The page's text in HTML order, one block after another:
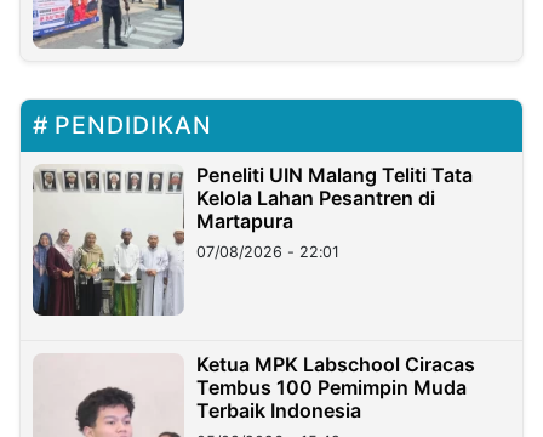
PENDIDIKAN
Peneliti UIN Malang Teliti Tata
Kelola Lahan Pesantren di
Martapura
07/08/2026 - 22:01
Ketua MPK Labschool Ciracas
Tembus 100 Pemimpin Muda
Terbaik Indonesia